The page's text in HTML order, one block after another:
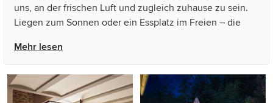
uns, an der frischen Luft und zugleich zuhause zu sein.
Liegen zum Sonnen oder ein Essplatz im Freien – die
wie die Möglichkeiten, sie zu nutzen. Entdecken Sie auf
Houzz als Inspiration für Ihre rustikale
Terrassengestaltung Ideen und Bilder aus aller Welt. Vom
Bodenbelag für die Holzterrasse bis zum Sonnenschutz
Mehr lesen